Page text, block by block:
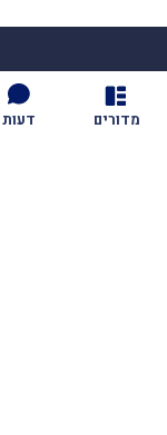
מדורים דעות